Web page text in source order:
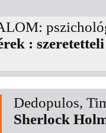
: szeretetteli
Dedopulos,
Sherlock